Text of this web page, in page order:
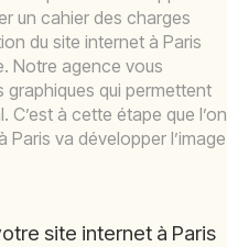
un cahier des charges
du site internet à Paris
Notre agence vous
graphiques qui permettent
à cette étape que l’on
va développer l’image
site internet à Paris